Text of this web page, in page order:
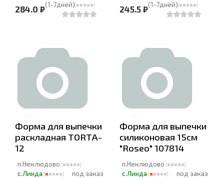
(1-7дней)
284.0 ₽
(1-7дней)
245.5 ₽
Форма для выпечки
раскладная TORTA-
12
п.Неклюдово
с.Линда
под заказ
Форма для выпечки
силиконовая 15см
"Roseo" 107814
п.Неклюдово
с.Линда
под заказ